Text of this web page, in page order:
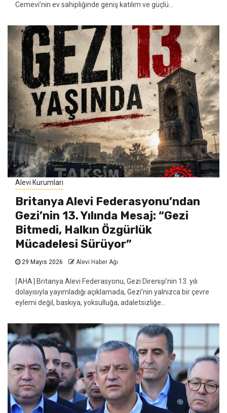
Cemevi’nin ev sahipliğinde geniş katılım ve güçlü...
Alevi Kurumları
Britanya Alevi Federasyonu’ndan
Gezi’nin 13. Yılında Mesaj: “Gezi
Bitmedi, Halkın Özgürlük
Mücadelesi Sürüyor”
29 Mayıs 2026 Alevi Haber Ağı
⌈AHA⌉ Britanya Alevi Federasyonu, Gezi Direnişi’nin 13. yılı
dolayısıyla yayımladığı açıklamada, Gezi’nin yalnızca bir çevre
eylemi değil, baskıya, yoksulluğa, adaletsizliğe...